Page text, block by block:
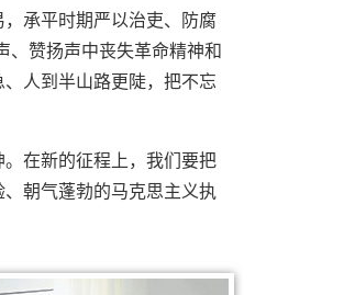
承平时期严以治吏、防腐
、赞扬声中丧失革命精神和
人到半山路更陡，把不忘
在新的征程上，我们要把
朝气蓬勃的马克思主义执